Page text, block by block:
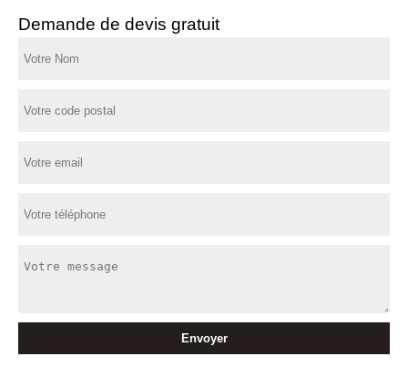
Demande de devis gratuit